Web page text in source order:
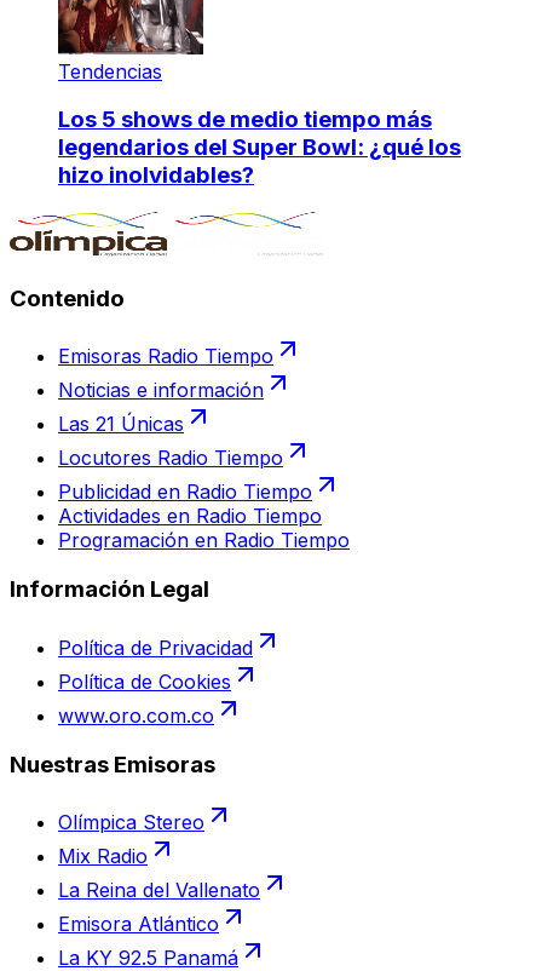
Tendencias
Los 5 shows de medio tiempo más
legendarios del Super Bowl: ¿qué los
hizo inolvidables?
Contenido
Emisoras Radio Tiempo
Noticias e información
Las 21 Únicas
Locutores Radio Tiempo
Publicidad en Radio Tiempo
Actividades en Radio Tiempo
Programación en Radio Tiempo
Información Legal
Política de Privacidad
Política de Cookies
www.oro.com.co
Nuestras Emisoras
Olímpica Stereo
Mix Radio
La Reina del Vallenato
Emisora Atlántico
La KY 92.5 Panamá